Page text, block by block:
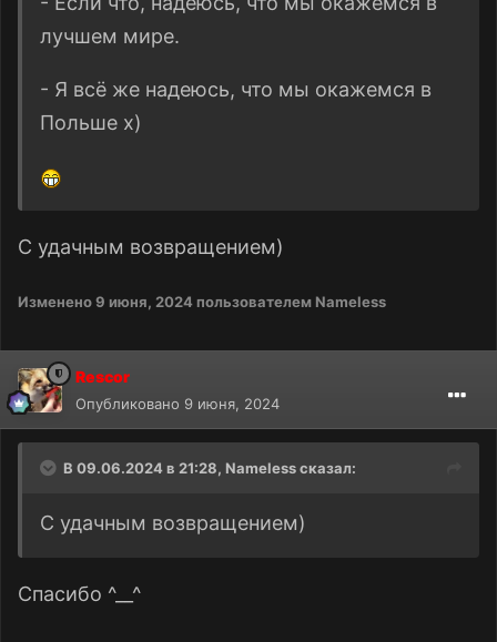
лучшем мире.
- Я всё же надеюсь, что мы окажемся в
Польше x)
С удачным возвращением)
Изменено9 июня, 2024 пользователем Nameless
Rescor
Опубликовано 9 июня, 2024
В 09.06.2024 в 21:28, Namelessсказал:
С удачным возвращением)
Спасибо ^__^